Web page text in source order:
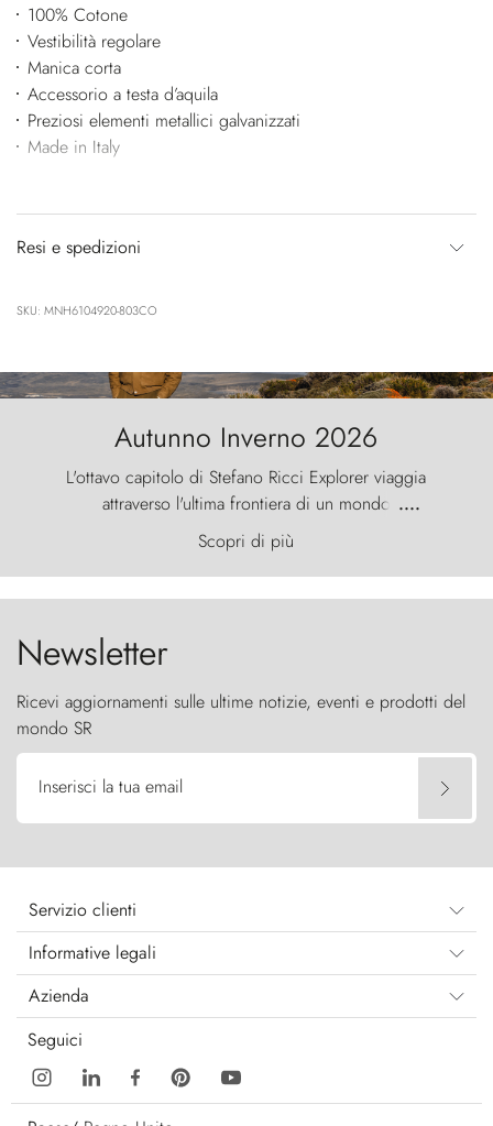
100% Cotone
Vestibilità regolare
Manica corta
Accessorio a testa d’aquila
Preziosi elementi metallici galvanizzati
Made in Italy
Resi e spedizioni
SKU: MNH6104920-803CO
Autunno Inverno 2026
L'ottavo capitolo di Stefano Ricci Explorer viaggia
attraverso l'ultima frontiera di un mondo
primordiale, dove il vento scolpisce la natura con
furia ancestrale e le Torres del Paine sfidano il
cielo come sentinelle di pietra.
....
Scopri di più
Newsletter
Ricevi aggiornamenti sulle ultime notizie, eventi e prodotti del
mondo SR
Inserisci la tua email
Servizio clienti
Informative legali
Azienda
Seguici